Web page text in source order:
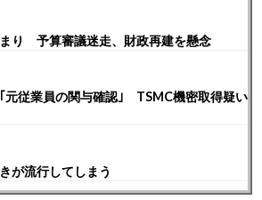
り 予算審議迷走、財政再建を懸念
元従業員の関与確認｣ TSMC機密取得疑い
が流行してしまう